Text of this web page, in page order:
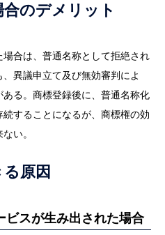
のデメリット
合は、普通名称として拒絶され
異議申立て及び無効審判によ
る。商標登録後に、普通名称化
することになるが、商標権の効
い。
原因
スが生み出された場合